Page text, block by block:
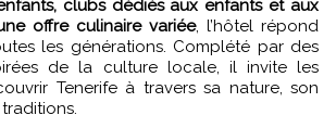
clubs dédiés aux enfants et aux
offre culinaire variée, l’hôtel répond
les générations. Complété par des
de la culture locale, il invite les
Tenerife à travers sa nature, son